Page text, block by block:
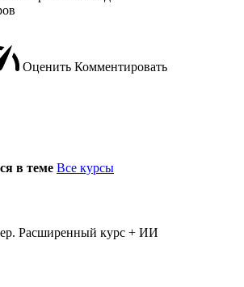
Оценить Комментировать
в теме Все курсы
Расширенный курс + ИИ